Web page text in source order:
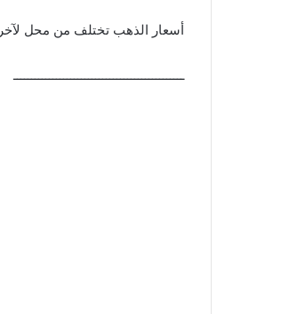
أسعار الذهب تختلف من محل لآخر
ــــــــــــــــــــــــــــــــــــــــــــــــ